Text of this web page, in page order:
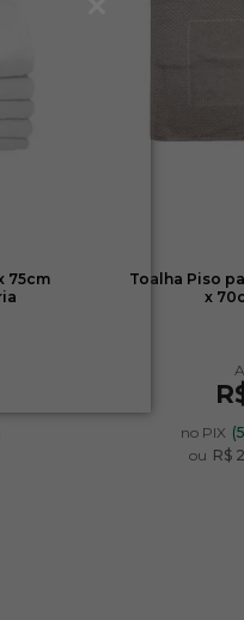
75cm
Toalha Piso
x
no PIX
ou R$